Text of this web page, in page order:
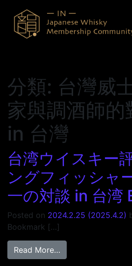
分類: 台灣威
家與調酒師的
in 台灣
台湾ウイスキー
ングフィッシャ
一の対談 in 台湾
Posted on 2024.2.25 (2025.4.2)
Bookmark […]
Read More…